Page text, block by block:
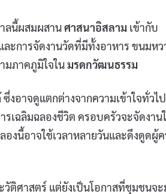
ลนี้ผสมผสานศาสนาอิสลาม เข้ากับ
ะการจัดงานวัดที่มีทั้งอาหาร ขนมหว
มภาคภูมิใจในมรดกวัฒนธรรม
ซึ่งอาจดูแตกต่างจากความเข้าใจทั่วไป
รเฉลิมฉลองชีวิต ครอบครัวจะจัดงา
งนี้อาจใช้เวลาหลายวันและดึงดูดผู้
วัติศาสตร์ แต่ยังเป็นโอกาสที่ชุมชนจะ